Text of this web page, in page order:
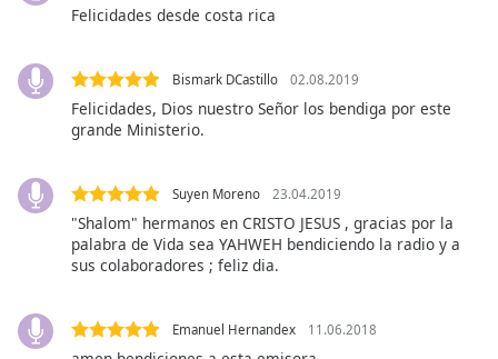
Picture-
This
Beginning
Felicidades desde costa rica
Bismark DCastillo 02.08.2019
Felicidades, Dios nuestro Señor los bendiga por este
grande Ministerio.
Suyen Moreno 23.04.2019
"Shalom" hermanos en CRISTO JESUS , gracias por la
palabra de Vida sea YAHWEH bendiciendo la radio y a
sus colaboradores ; feliz dia.
Emanuel Hernandex 11.06.2018